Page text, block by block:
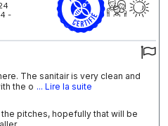
-
The sanitair is very clean and
the o ... Lire la suite
pitches, hopefully that will be